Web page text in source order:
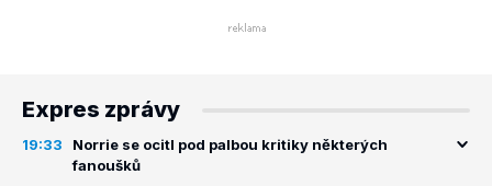
Expres zprávy
19:33
Norrie se ocitl pod palbou kritiky některých
fanoušků